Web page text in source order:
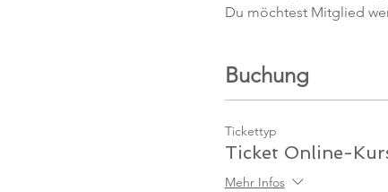
Du möchtest Mitglied
Buchung
Tickettyp
Ticket Online-
Mehr Infos